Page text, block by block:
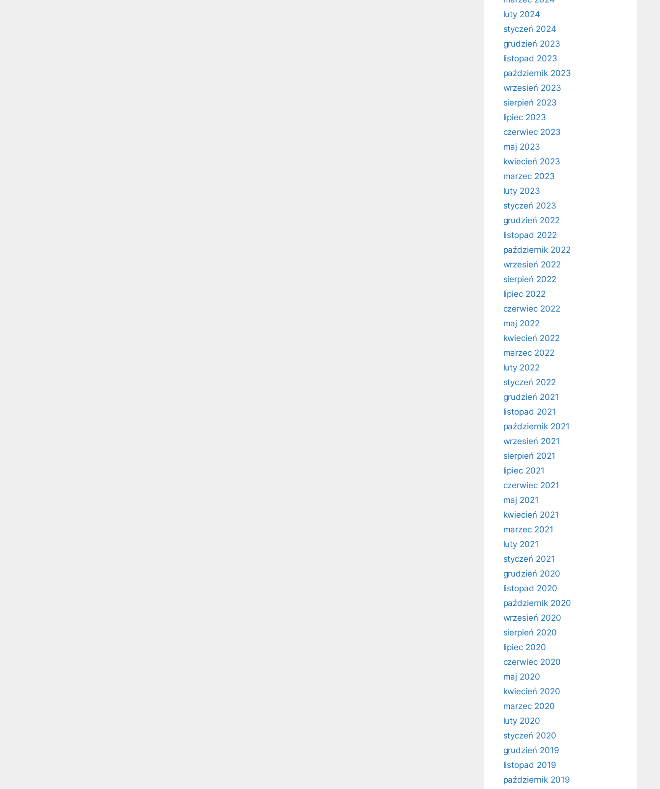
luty 2024
styczeń 2024
grudzień 2023
listopad 2023
październik 2023
wrzesień 2023
sierpień 2023
lipiec 2023
czerwiec 2023
maj 2023
kwiecień 2023
marzec 2023
luty 2023
styczeń 2023
grudzień 2022
listopad 2022
październik 2022
wrzesień 2022
sierpień 2022
lipiec 2022
czerwiec 2022
maj 2022
kwiecień 2022
marzec 2022
luty 2022
styczeń 2022
grudzień 2021
listopad 2021
październik 2021
wrzesień 2021
sierpień 2021
lipiec 2021
czerwiec 2021
maj 2021
kwiecień 2021
marzec 2021
luty 2021
styczeń 2021
grudzień 2020
listopad 2020
październik 2020
wrzesień 2020
sierpień 2020
lipiec 2020
czerwiec 2020
maj 2020
kwiecień 2020
marzec 2020
luty 2020
styczeń 2020
grudzień 2019
listopad 2019
październik 2019